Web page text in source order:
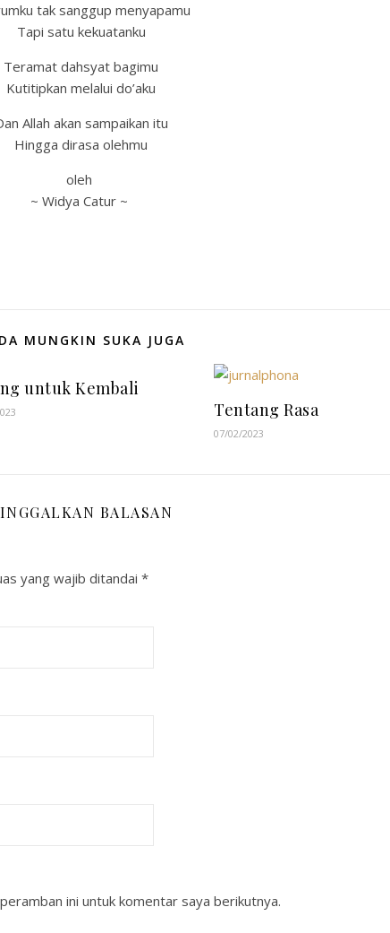
tak sanggup menyapamu
Tapi satu kekuatanku
Teramat dahsyat bagimu
Kutitipkan melalui do’aku
Allah akan sampaikan itu
Hingga dirasa olehmu
oleh
~ Widya Catur ~
MUNGKIN SUKA JUGA
untuk Kembali
Tentang Rasa
07/02/2023
BALASAN
yang wajib ditandai *
ini untuk komentar saya berikutnya.